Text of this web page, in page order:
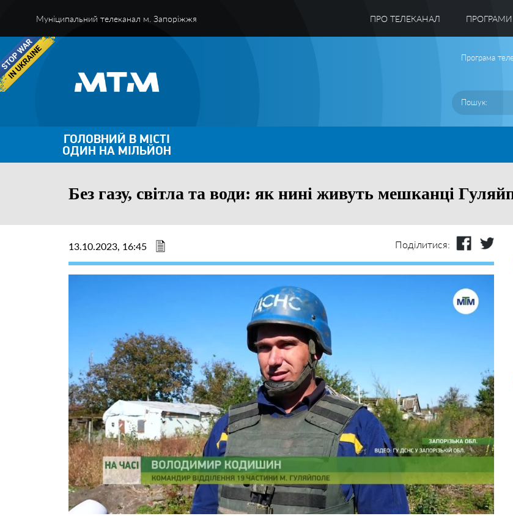
Муніципальний телеканал м. Запоріжжя ПРО ТЕЛЕКАНАЛ ПРОГРАМИ
Програма
ГОЛОВНИЙ В МІСТІ
ОДИН НА МІЛЬЙОН
Без газу, світла та води: як нині живуть мешканці
13.10.2023, 16:45 Поділитися: